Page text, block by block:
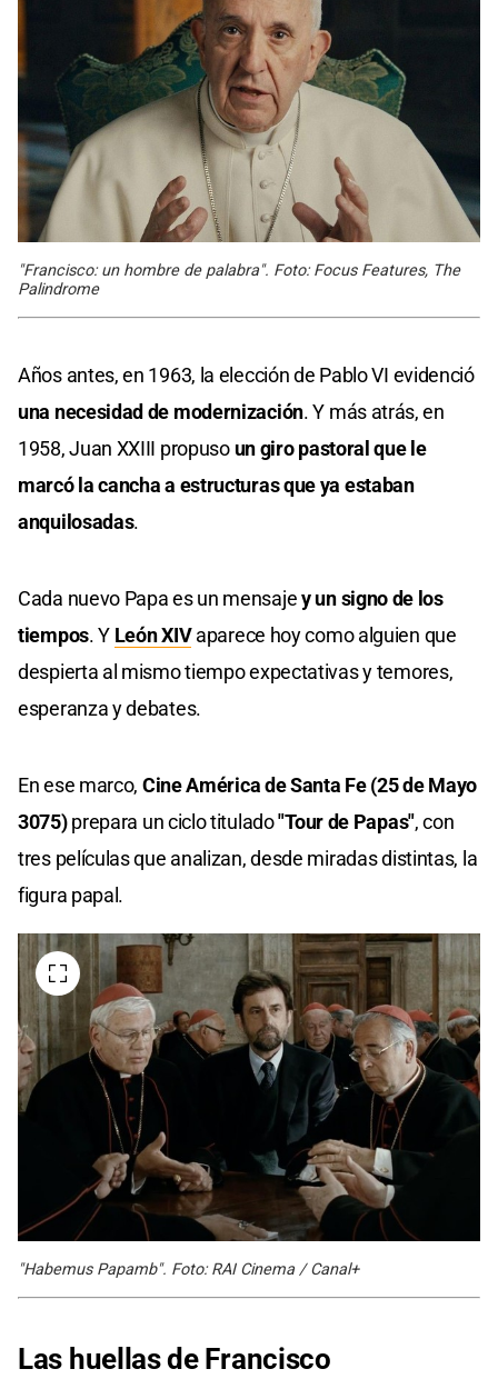
"Francisco: un hombre de palabra". Foto: Focus Features, The
Palindrome
Años antes, en 1963, la elección de Pablo VI evidenció
una necesidad de modernización. Y más atrás, en
1958, Juan XXIII propuso un giro pastoral que le
marcó la cancha a estructuras que ya estaban
anquilosadas.
Cada nuevo Papa es un mensajey un signo de los
tiempos. Y León XIVaparece hoy como alguien que
despierta al mismo tiempo expectativas y temores,
esperanza y debates.
En ese marco, Cine América de Santa Fe (25 de Mayo
3075)prepara un ciclo titulado"Tour de Papas", con
tres películas que analizan, desde miradas distintas, la
figura papal.
"Habemus Papamb". Foto: RAI Cinema / Canal+
Las huellas de Francisco